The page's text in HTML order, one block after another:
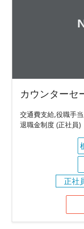
カウンターセ
交通費支給,役職手
退職金制度 (正社員)
正社